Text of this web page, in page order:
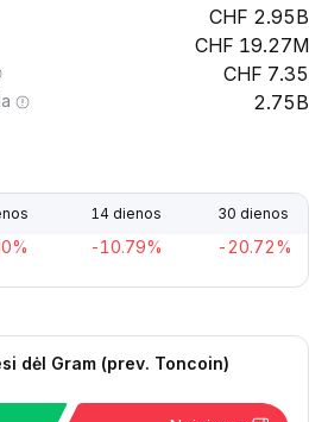
2.95B
19.27M
7.35
2.75B
14 dienos 30 dienos
-10.79% -20.72%
dėl Gram (prev. Toncoin)